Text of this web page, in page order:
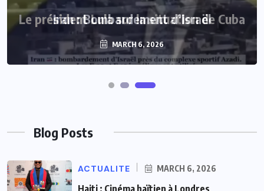
Le président Lula sur la situation de Cuba
MARCH 6, 2026
Blog Posts
ACTUALITE MARCH 6, 2026
Haiti : Cinéma haïtien à Londres